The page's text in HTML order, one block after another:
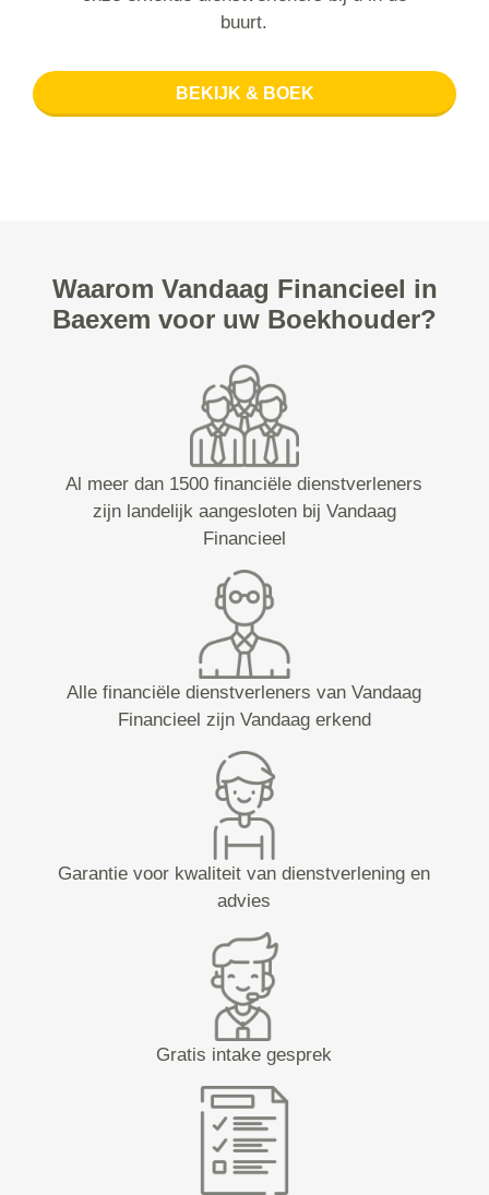
buurt.
BEKIJK & BOEK
Waarom Vandaag Financieel in
Baexem voor uw Boekhouder?
Al meer dan 1500 financiële dienstverleners
zijn landelijk aangesloten bij Vandaag
Financieel
Alle financiële dienstverleners van Vandaag
Financieel zijn Vandaag erkend
Garantie voor kwaliteit van dienstverlening en
advies
Gratis intake gesprek